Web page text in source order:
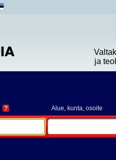
ja
? Alue, kunta, osoite